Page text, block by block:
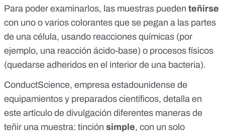
Para poder examinarlos, las muestras pueden teñirse
con uno o varios colorantes que se pegan a las partes
de una célula, usando reacciones químicas (por
ejemplo, una reacción ácido-base) o procesos físicos
(quedarse adheridos en el interior de una bacteria).
ConductScience, empresa estadounidense de
equipamientos y preparados científicos, detalla en
este artículo de divulgación diferentes maneras de
teñir una muestra: tinción simple, con un solo